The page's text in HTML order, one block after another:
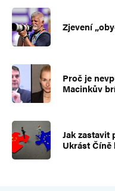
Zjevení
Proč je
Macinkův
Jak zastavit
Ukrást